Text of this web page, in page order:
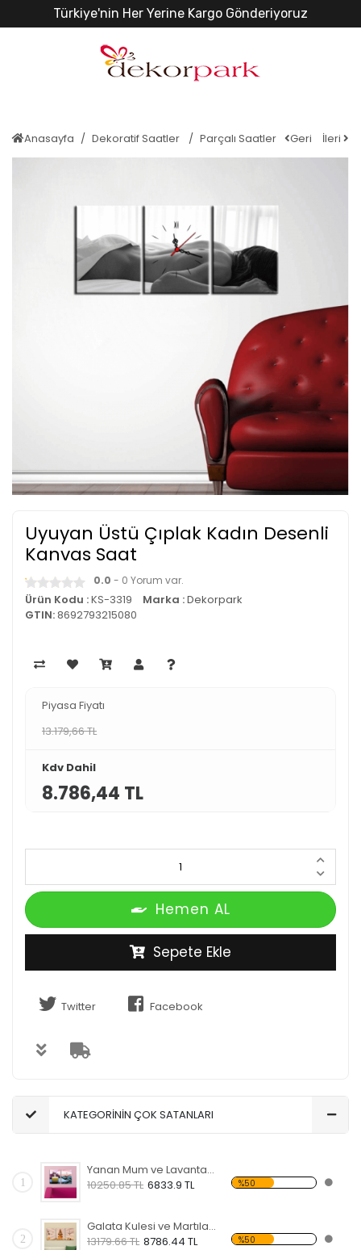
Türkiye'nin Her Yerine Kargo Gönderiyoruz
Anasayfa Dekoratif Saatler Parçalı Saatler Geri İleri
Uyuyan Üstü Çıplak Kadın Desenli
Kanvas Saat
0.0 - 0 Yorum var.
Ürün Kodu :KS-3319 Marka :Dekorpark
GTIN:8692793215080
Piyasa Fiyatı
13.179,66 TL
Kdv Dahil
8.786,44 TL
Hemen AL
Sepete Ekle
Twitter Facebook
KATEGORİNİN ÇOK SATANLARI
1
Yanan Mum ve Lavanta Çiçeği Temalı Kanvas Saat
10250.85 TL 6833.9 TL %50
2
Galata Kulesi ve Martılar Desenli Kanvas Saat
13179.66 TL 8786.44 TL %50